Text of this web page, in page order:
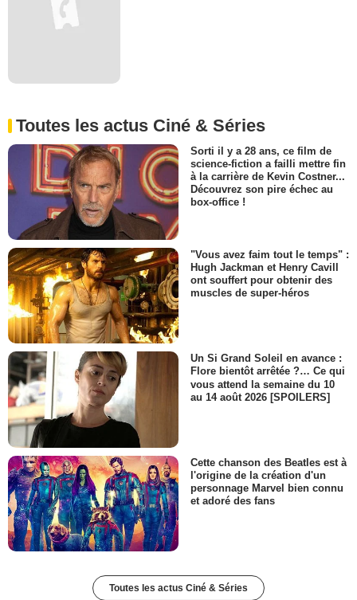
Toutes les actus Ciné & Séries
Sorti il y a 28 ans, ce film de
science-fiction a failli mettre fin
à la carrière de Kevin Costner...
Découvrez son pire échec au
box-office !
"Vous avez faim tout le temps" :
Hugh Jackman et Henry Cavill
ont souffert pour obtenir des
muscles de super-héros
Un Si Grand Soleil en avance :
Flore bientôt arrêtée ?… Ce qui
vous attend la semaine du 10
au 14 août 2026 [SPOILERS]
Cette chanson des Beatles est à
l'origine de la création d'un
personnage Marvel bien connu
et adoré des fans
Toutes les actus Ciné & Séries